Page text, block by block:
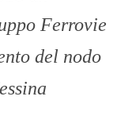
Ferrovie
del nodo